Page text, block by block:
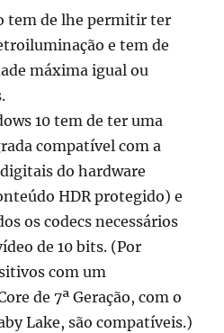
tem de lhe permitir ter
e tem de
máxima igual ou
10 tem de ter uma
compatível com a
do hardware
HDR protegido) e
os codecs necessários
de 10 bits. (Por
com um
de 7ª Geração, com o
Lake, são compatíveis.)